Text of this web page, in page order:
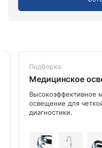
Подборка:
Медицинское
Высокоэффективное
освещение для
диагностики.